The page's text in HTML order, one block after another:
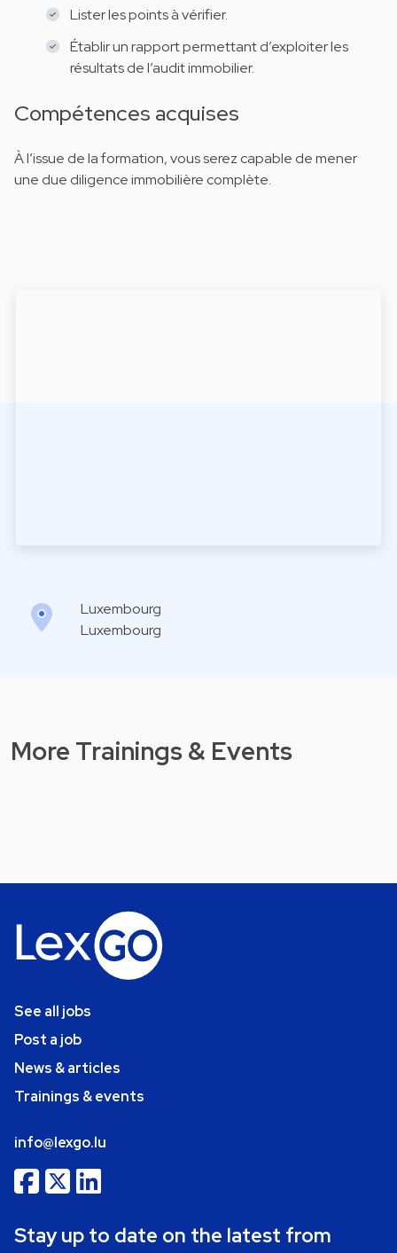
Lister les points à vérifier.
Établir un rapport permettant d’exploiter les
résultats de l’audit immobilier.
Compétences acquises
À l’issue de la formation, vous serez capable de mener
une due diligence immobilière complète.
Luxembourg
Luxembourg
More Trainings & Events
See all jobs
Post a job
News & articles
Trainings & events
info@lexgo.lu
Stay up to date on the latest from